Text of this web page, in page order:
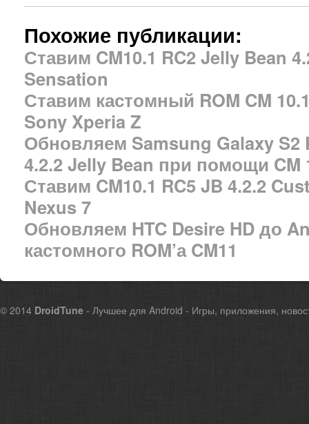
Похожие публикации:
Ставим CM10.1 RC2 Jelly Bean
Sensation
Ставим кастомный ROM CM
Sony Xperia Z
Обновляем Samsung Galaxy S2
4.2.2 Jelly Bean при помощи CM
Ставим CM10.1 RC5 JB 4.2.2
Nexus 7
Обновляем HTC Desire HD до
кастомного ROM’а CM11
© 2014 DroidTune - Лучшее для Android - Игры, приложения,